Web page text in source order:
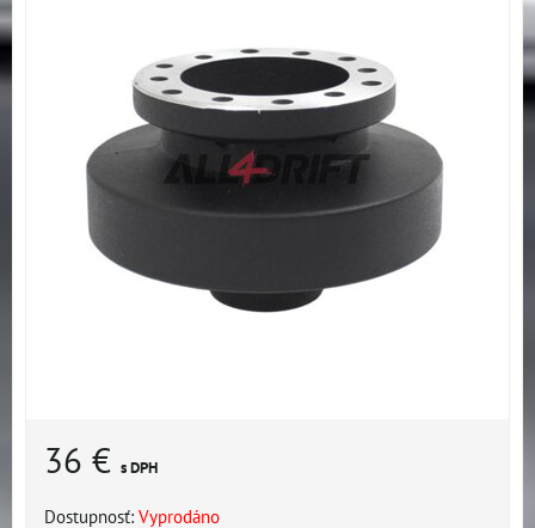
36 € s DPH
Dostupnosť: Vyprodáno